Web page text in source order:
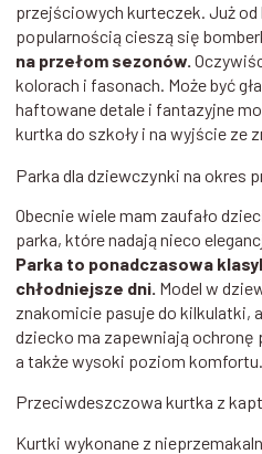
przejściowych kurteczek. Już od
popularnością cieszą się
na przełom sezonów.
kolorach i fasonach. Może być
haftowane detale i fantazyjne
kurtka do szkoły i na wyjście ze
Parka dla dziewczynki na okres
Obecnie wiele mam zaufało
parka, które nadają nieco
Parka to ponadczasowa
chłodniejsze dni. Model w
znakomicie pasuje do kilkulatki,
dziecko ma zapewniają ochronę
a także wysoki poziom komfortu.
Przeciwdeszczowa kurtka z
Kurtki wykonane z